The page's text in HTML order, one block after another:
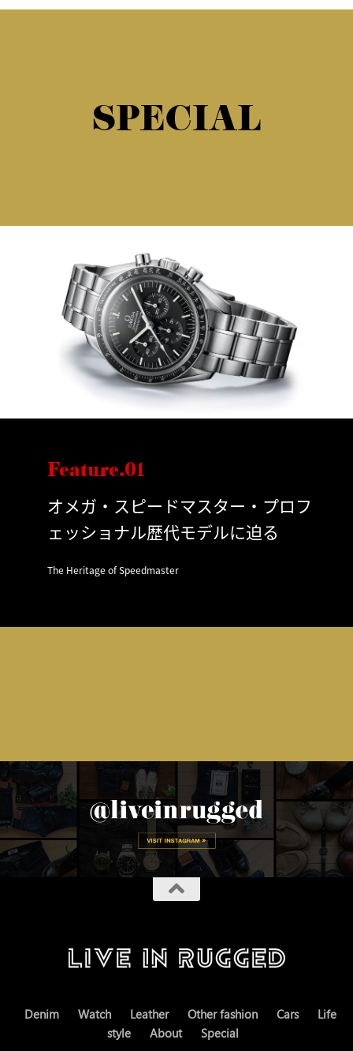
SPECIAL
Feature.01
オメガ・スピードマスター・プロフ
ェッショナル歴代モデルに迫る
The Heritage of Speedmaster
Denim Watch Leather Other fashion Cars
Life
style
About Special